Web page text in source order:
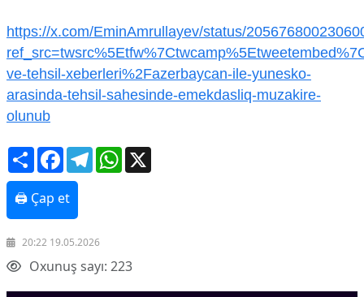
İqtisadi xəbərlər
Energetika
Neft-qaz
Əmək və sosial siyasət
https://x.com/EminAmrullayev/status/
ve-tehsil-xeberleri%2Fazerbaycan-ile-yunesko-
arasinda-tehsil-sahesinde-emekdasliq-muzakire-
olunub
ShareFacebookTelegramWhatsApp
🖨 Çap et
20:22 19.05.2026
Oxunuş sayı: 223